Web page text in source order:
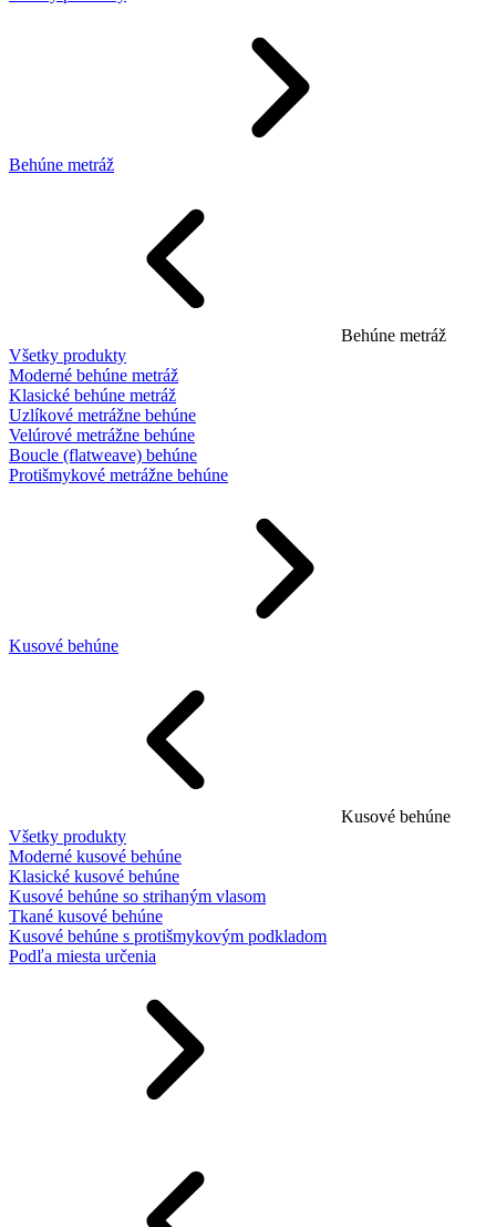
Behúne metráž
Behúne metráž
Všetky produkty
Moderné behúne metráž
Klasické behúne metráž
Uzlíkové metrážne behúne
Velúrové metrážne behúne
Boucle (flatweave) behúne
Protišmykové metrážne behúne
Kusové behúne
Kusové behúne
Všetky produkty
Moderné kusové behúne
Klasické kusové behúne
Kusové behúne so strihaným vlasom
Tkané kusové behúne
Kusové behúne s protišmykovým podkladom
Podľa miesta určenia